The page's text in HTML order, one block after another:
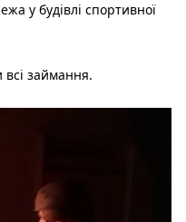
у будівлі спортивної
всі займання.